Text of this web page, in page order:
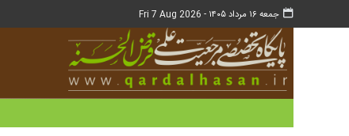
جمعه ۱۶ مرداد ۱۴۰۵ - Fri 7 Aug 2026